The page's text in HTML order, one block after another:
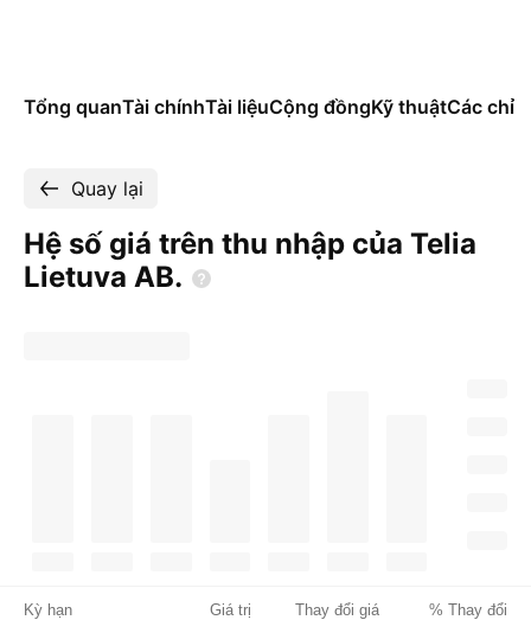
Tổng quanTài chínhTài liệuCộng đồngKỹ thuậtCác chỉ
Quay lại
Hệ số giá trên thu nhập của Telia
Lietuva AB.
Kỳ hạn Giá trị Thay đổi giá % Thay đổi